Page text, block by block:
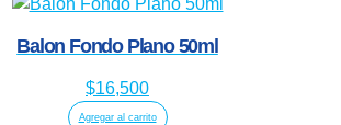
Balon Fondo Plano 50ml
$16,500
Agregar al carrito